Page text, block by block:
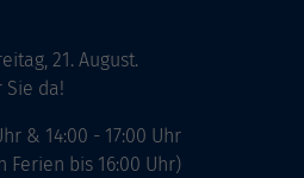
21. August.
Sie da!
& 14:00 - 17:00 Uhr
Ferien bis 16:00 Uhr)